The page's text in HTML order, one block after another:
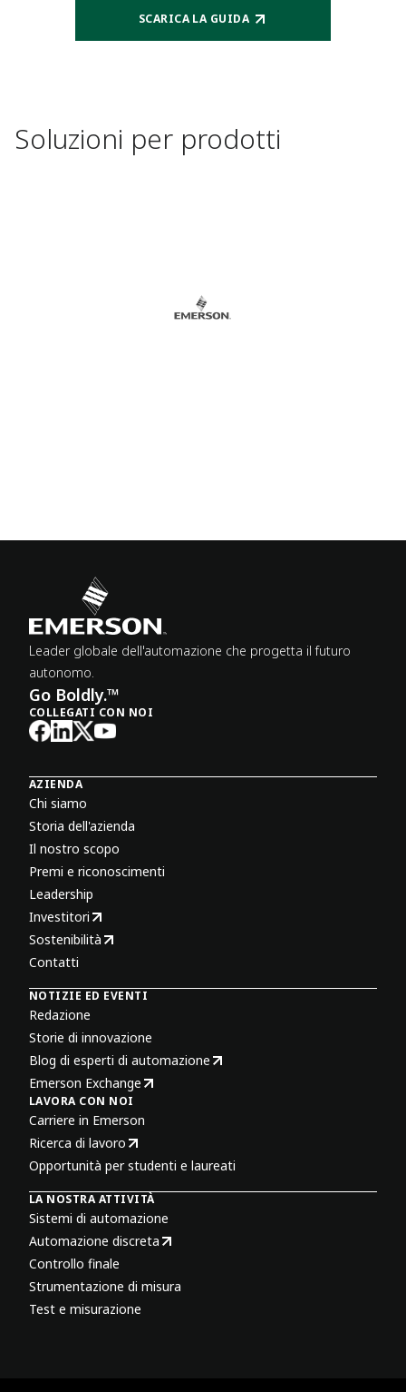
SCARICA LA GUIDA
Soluzioni per prodotti
Leader globale dell'automazione che progetta il futuro
autonomo.
Go Boldly.™
COLLEGATI CON NOI
AZIENDA
Chi siamo
Storia dell'azienda
Il nostro scopo
Premi e riconoscimenti
Leadership
Investitori
Sostenibilità
Contatti
NOTIZIE ED EVENTI
Redazione
Storie di innovazione
Blog di esperti di automazione
Emerson Exchange
LAVORA CON NOI
Carriere in Emerson
Ricerca di lavoro
Opportunità per studenti e laureati
LA NOSTRA ATTIVITÀ
Sistemi di automazione
Automazione discreta
Controllo finale
Strumentazione di misura
Test e misurazione